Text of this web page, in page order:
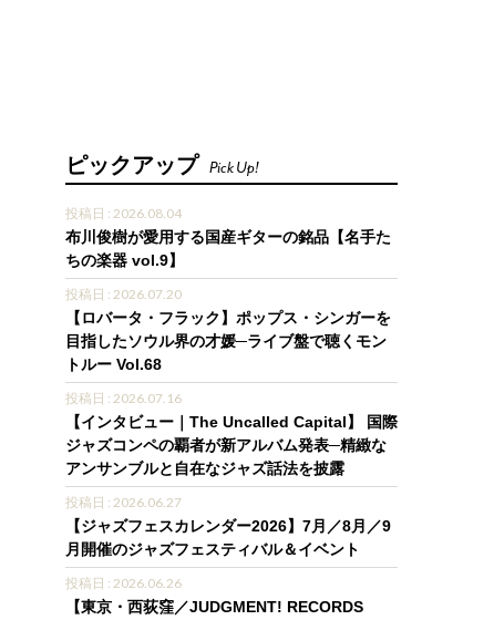
ピックアップ Pick Up!
投稿日 : 2026.08.04
布川俊樹が愛用する国産ギターの銘品【名手た
ちの楽器 vol.9】
投稿日 : 2026.07.20
【ロバータ・フラック】ポップス・シンガーを
目指したソウル界の才媛─ライブ盤で聴くモン
トルー Vol.68
投稿日 : 2026.07.16
【インタビュー｜The Uncalled Capital】 国際
ジャズコンペの覇者が新アルバム発表─精緻な
アンサンブルと自在なジャズ話法を披露
投稿日 : 2026.06.27
【ジャズフェスカレンダー2026】7月／8月／9
月開催のジャズフェスティバル＆イベント
投稿日 : 2026.06.26
【東京・西荻窪／JUDGMENT! RECORDS